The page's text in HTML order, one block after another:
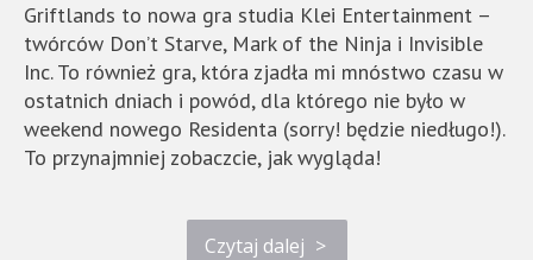
Griftlands to nowa gra studia Klei Entertainment –
twórców Don’t Starve, Mark of the Ninja i Invisible
Inc. To również gra, która zjadła mi mnóstwo czasu w
ostatnich dniach i powód, dla którego nie było w
weekend nowego Residenta (sorry! będzie niedługo!).
To przynajmniej zobaczcie, jak wygląda!
Czytaj dalej >